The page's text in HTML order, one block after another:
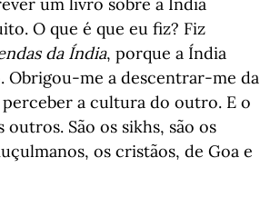
O que é que eu fiz? Fiz
da Índia, porque a Índia
me a descentrar-me da
a cultura do outro. E o
São os sikhs, são os
os cristãos, de Goa e